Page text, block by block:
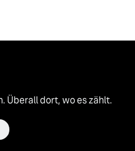
Überall dort, wo es zählt.